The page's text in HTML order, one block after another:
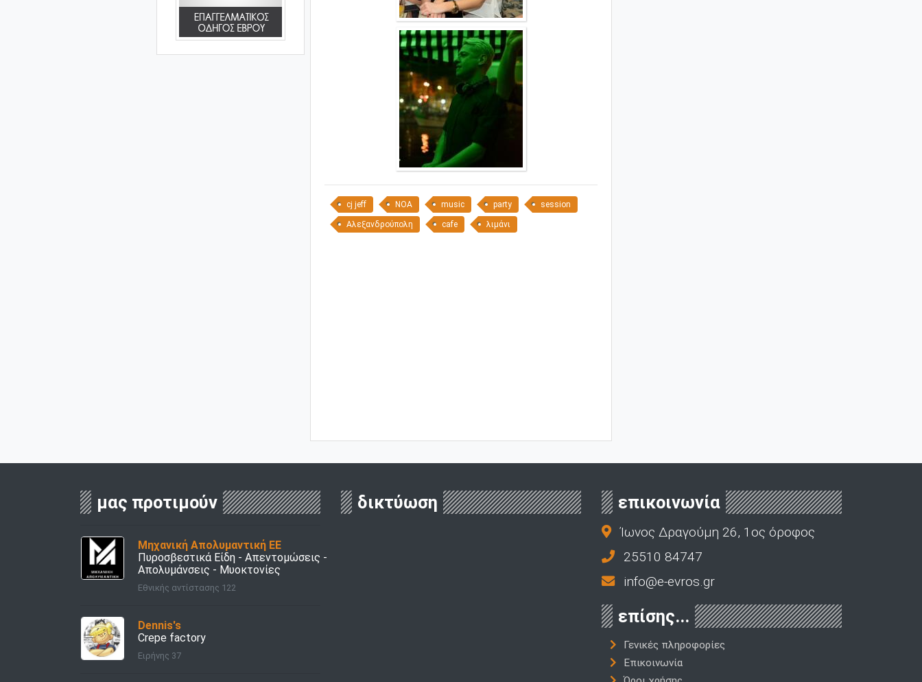
cj jeff NOA music party session
Αλεξανδρούπολη cafe λιμάνι
μας προτιμούν
Μηχανική Απολυμαντική ΕΕ
Πυροσβεστικά Είδη - Απεντομώσεις -
Απολυμάνσεις - Μυοκτονίες
Εθνικής αντίστασης 122
Dennis's
Crepe factory
Ειρήνης 37
δικτύωση επικοινωνία
Ίωνος Δραγούμη 26, 1ος όροφος
25510 84747
info@e-evros.gr
επίσης...
Γενικές πληροφορίες
Επικοινωνία